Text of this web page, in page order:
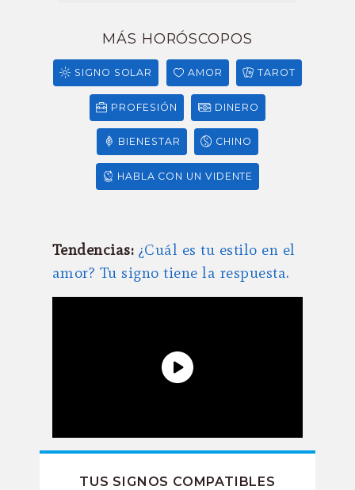
MÁS HORÓSCOPOS
SIGNO SOLAR AMOR TAROT
PROFESIÓN DINERO
BIENESTAR CHINO
HABLA CON UN VIDENTE
Tendencias: ¿Cuál es tu estilo en el
amor? Tu signo tiene la respuesta.
TUS SIGNOS COMPATIBLES